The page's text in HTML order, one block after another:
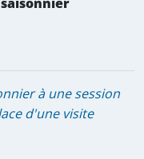
à une session
d'une visite